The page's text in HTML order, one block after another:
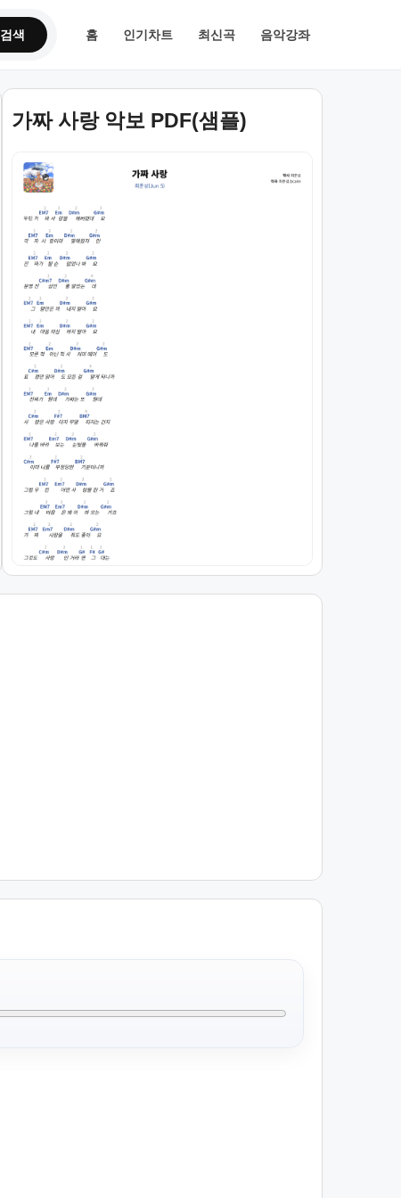
검색 홈 인기차트 최신곡 음악강좌
가짜 사랑 악보 PDF(샘플)